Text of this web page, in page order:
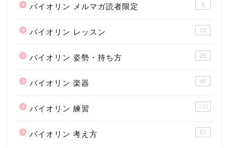
バイオリン メルマガ読者限定 5
バイオリン レッスン 53
バイオリン 姿勢・持ち方 20
バイオリン 楽器 60
バイオリン 練習 110
バイオリン 考え方 61